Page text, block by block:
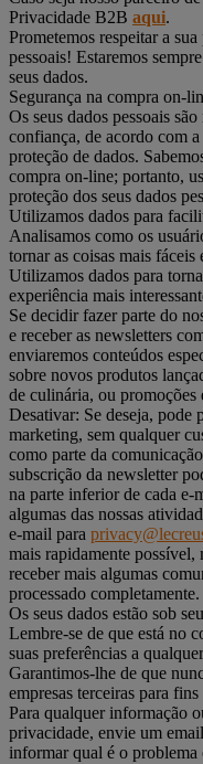
Privacidade B2B aqui.
Prometemos respeitar a
pessoais! Estaremos
seus dados.
Segurança na compra on-
Os seus dados pessoais
confiança, de acordo com
proteção de dados.
compra on-line; portanto,
proteção dos seus dados
Utilizamos dados para
Analisamos como os
tornar as coisas mais fáceis
Utilizamos dados para
experiência mais
Se decidir fazer parte do
e receber as newsletters
enviaremos conteúdos
sobre novos produtos
de culinária, ou promoções
Desativar: Se deseja, pode
marketing, sem qualquer
como parte da
subscrição da newsletter
na parte inferior de cada e-
algumas das nossas
e-mail para
mais rapidamente possível,
receber mais algumas
processado completamente.
Os seus dados estão sob
Lembre-se de que está no
suas preferências a
Garantimos-lhe de que
empresas terceiras para
Para qualquer informação
privacidade, envie um
informar qual é o problema